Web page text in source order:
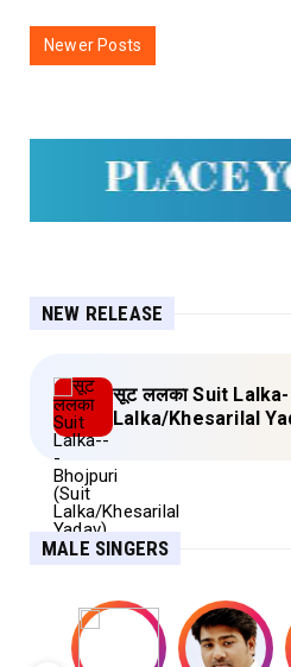
Newer Posts
NEW RELEASE
सूट ललका Suit
Lalka/Khesarilal
MALE SINGERS